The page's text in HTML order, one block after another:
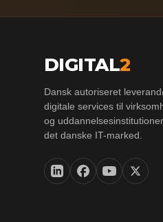
DIGITAL2
Dansk autoriseret
digitale services til
og
det danske IT-marked.